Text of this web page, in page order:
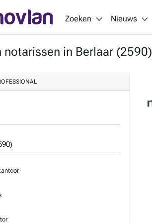
Zoeken Nieuws
notarissen in Berlaar (2590)